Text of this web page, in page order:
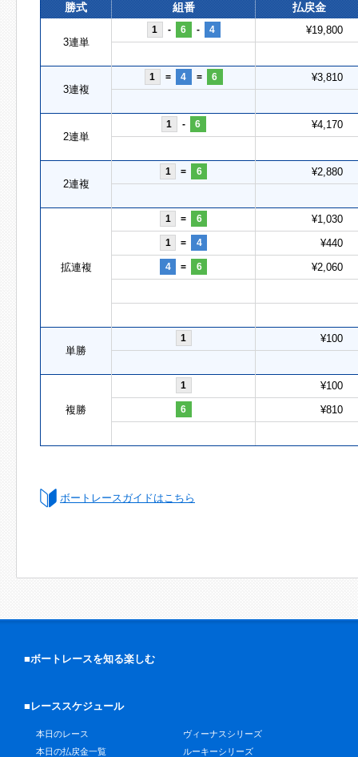
勝式 組番 払戻金
3連単
1 - 6 - 4 ¥19,800
3連複
1 = 4 = 6 ¥3,810
2連単
1 - 6 ¥4,170
2連複
1 = 6 ¥2,880
拡連複
1 = 6 ¥1,030
1 = 4 ¥440
4 = 6 ¥2,060
単勝
1 ¥100
複勝
1 ¥100
6 ¥810
ボートレースガイドはこちら
■ボートレースを知る楽しむ
■レーススケジュール
本日のレース
本日の払戻金一覧
ヴィーナスシリーズ
ルーキーシリーズ